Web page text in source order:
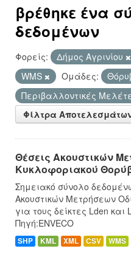
βρέθηκε ένα
δεδομένων
Φορείς: Δήμος Αγρινίου
WMS
Ομάδες:
Περιβαλλοντικές
Φίλτρα
Θέσεις Ακουστικών
Κυκλοφοριακού
Σημειακό σύνολο
Ακουστικών Μετρήσεων
για τους δείκτες Lden και
Πηγή:ENVECO
SHP KML XML CSV WMS